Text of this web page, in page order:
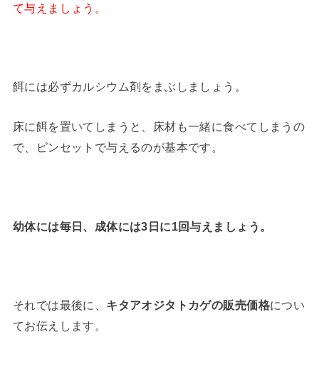
て与えましょう。
餌には必ずカルシウム剤をまぶしましょう。
床に餌を置いてしまうと、床材も一緒に食べてしまうの
で、ピンセットで与えるのが基本です。
幼体には毎日、成体には3日に1回与えましょう。
それでは最後に、 キタアオジタトカゲの販売価格につい
てお伝えします。